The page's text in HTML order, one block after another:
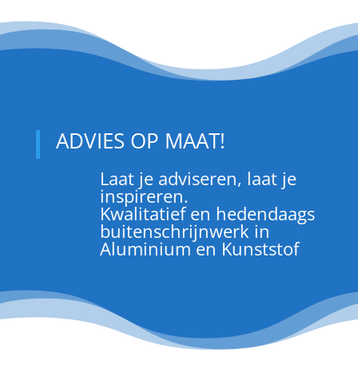
ADVIES OP MAAT!
Laat je adviseren, laat je
inspireren.
Kwalitatief en hedendaags
buitenschrijnwerk in
Aluminium en Kunststof